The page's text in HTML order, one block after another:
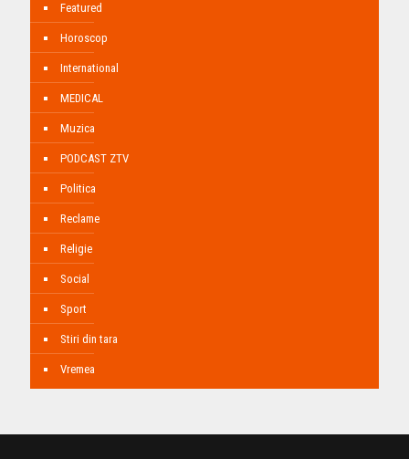
Featured
Horoscop
International
MEDICAL
Muzica
PODCAST ZTV
Politica
Reclame
Religie
Social
Sport
Stiri din tara
Vremea